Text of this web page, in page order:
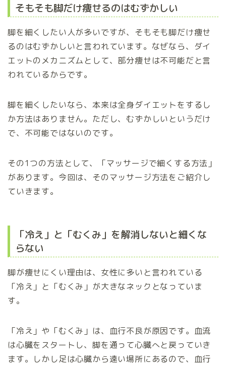
そもそも脚だけ痩せるのはむずかしい
脚を細くしたい人が多いですが、そもそも脚だけ痩せ
るのはむずかしいと言われています。なぜなら、ダイ
エットのメカニズムとして、部分痩せは不可能だと言
われているからです。
脚を細くしたいなら、本来は全身ダイエットをするし
か方法はありません。ただし、むずかしいというだけ
で、不可能ではないのです。
その1つの方法として、「マッサージで細くする方法」
があります。今回は、そのマッサージ方法をご紹介し
ていきます。
「冷え」と「むくみ」を解消しないと細くな
らない
脚が痩せにくい理由は、女性に多いと言われている
「冷え」と「むくみ」が大きなネックとなっていま
す。
「冷え」や「むくみ」は、血行不良が原因です。血流
は心臓をスタートし、脚を通って心臓へと戻っていき
ます。しかし足は心臓から遠い場所にあるので、血行